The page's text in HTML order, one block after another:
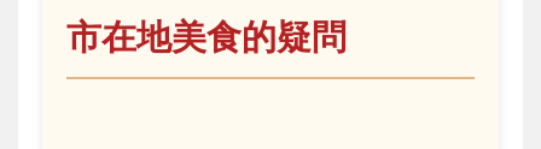
市在地美食的疑問